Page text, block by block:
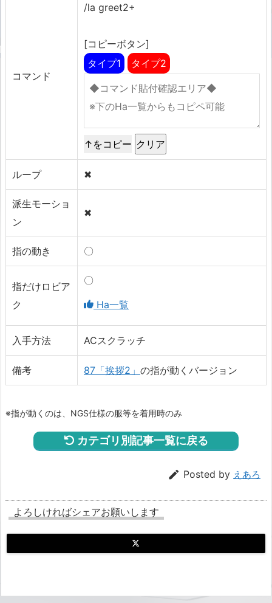
コマンド
/la greet2+
[コピーボタン]
タイプ1
タイプ2
↑をコピー
ループ ✖
派生モーショ
ン
✖
指の動き 〇
指だけロビア
ク
〇
Ha一覧
入手方法 ACスクラッチ
備考 87「挨拶2」 の指が動くバージョン
※指が動くのは、NGS仕様の服等を着用時のみ
カテゴリ別記事一覧に戻る
 Posted by えあろ
よろしければシェアお願いします